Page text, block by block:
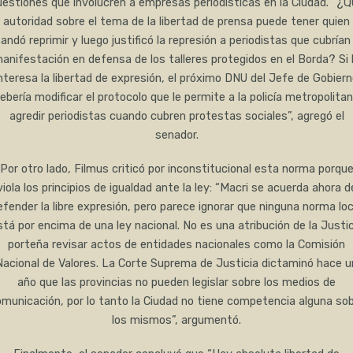
que involucren a empresas periodísticas en la Ciudad.
autoridad sobre el tema de la libertad de prensa puede tener quien
reprimir y luego justificó la represión a periodistas que cubrían
en defensa de los talleres protegidos en el Borda? Si
la libertad de expresión, el próximo DNU del Jefe de
modificar el protocolo que le permite a la policía
agredir periodistas cuando cubren protestas sociales”, agregó el
senador.
Por otro lado, Filmus criticó por inconstitucional esta norma porque
los principios de igualdad ante la ley: “Macri se acuerda ahora
la libre expresión, pero parece ignorar que ninguna norma
por encima de una ley nacional. No es una atribución de la
porteña revisar actos de entidades nacionales como la Comisión
de Valores. La Corte Suprema de Justicia dictaminó hace
año que las provincias no pueden legislar sobre los medios de
por lo tanto la Ciudad no tiene competencia alguna
los mismos”, argumentó.